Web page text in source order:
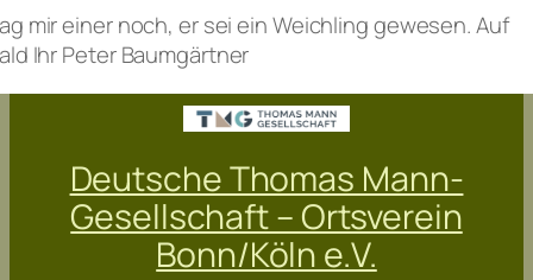
mir einer noch, er sei ein Weichling gewesen. Auf
Ihr Peter Baumgärtner
Deutsche Thomas Mann-
Gesellschaft – Ortsverein
Bonn/Köln e.V.